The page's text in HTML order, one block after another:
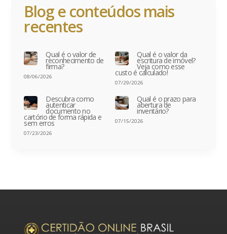
Blog e conteúdos mais
recentes
Qual é o valor de
reconhecimento de
firma?
08/06/2026
Qual é o valor da
escritura de imóvel?
Veja como esse
custo é calculado!
07/29/2026
Descubra como
autenticar
documento no
cartório de forma rápida e
sem erros
07/23/2026
Qual é o prazo para
abertura de
inventário?
07/15/2026